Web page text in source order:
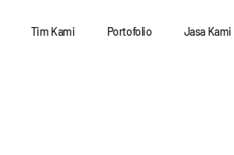
Tim Kami Portofolio Jasa Kami